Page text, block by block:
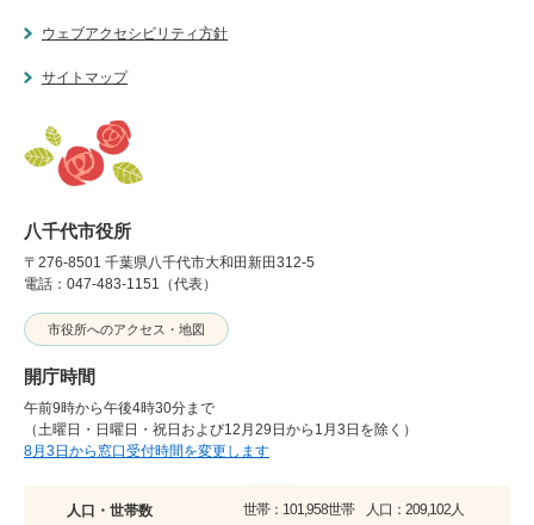
ウェブアクセシビリティ方針
サイトマップ
八千代市役所
〒276-8501 千葉県八千代市大和田新田312-5
電話：047-483-1151（代表）
市役所へのアクセス・地図
開庁時間
午前9時から午後4時30分まで
（土曜日・日曜日・祝日および12月29日から1月3日を除く）
8月3日から窓口受付時間を変更します
人口・世帯数 世帯： 101,958世帯 人口： 209,102人